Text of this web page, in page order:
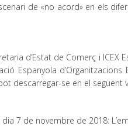
de «no acord» en els
d’Estat de Comerç i
Espanyola
descarregar-se en el següent
7 de novembre de 2018: